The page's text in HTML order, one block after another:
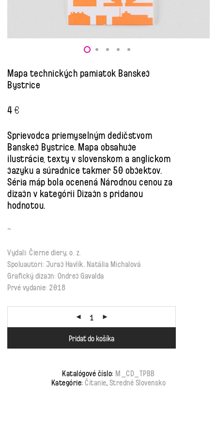
Mapa technických pamiatok Banskej
Bystrice
4 €
Sprievodca priemyselným dedičstvom
Banskej Bystrice. Mapa obsahuje
ilustrácie, texty v slovenskom a anglickom
jazyku a súradnice takmer 50 objektov.
Séria máp bola ocenená Národnou cenou za
dizajn v kategórii Dizajn s pridanou
hodnotou.
~
Vydali: Čierne diery, o. z.
Spoluautori: Juraj Havlík, Natália Michalová
Grafický dizajn: Ondrej Gavalda
Prvé vydanie: 2018
Pridať do košíka
Katalógové číslo: M_CD_TPBB
Kategórie:Čítanie Stredné Slovensko